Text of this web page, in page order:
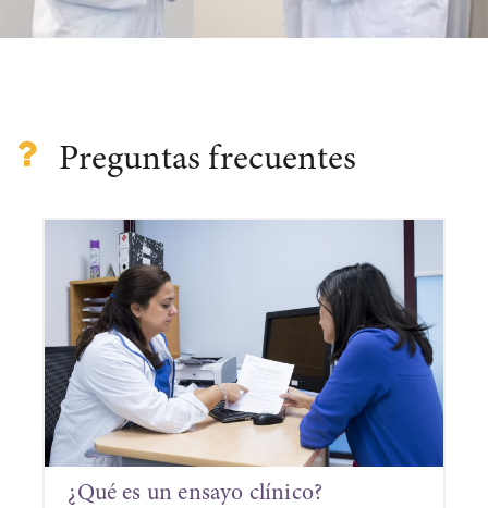
Preguntas frecuentes
¿Qué es un ensayo clínico?